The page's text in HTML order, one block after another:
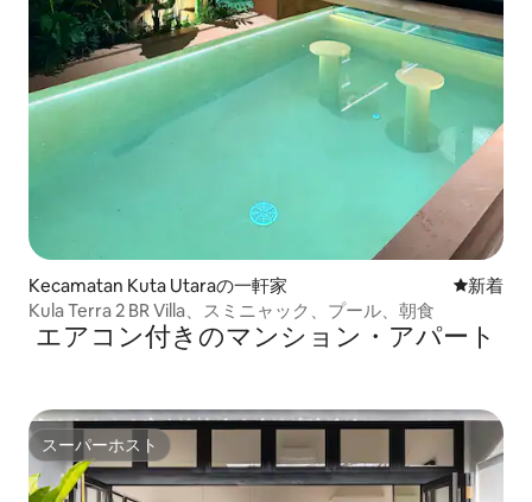
Kecamatan Kuta Utaraの一軒家 新しい宿
新着
Kula Terra 2 BR Villa、スミニャック、プール、朝食
エアコン付きのマンション・アパート
スーパーホスト
スーパーホスト